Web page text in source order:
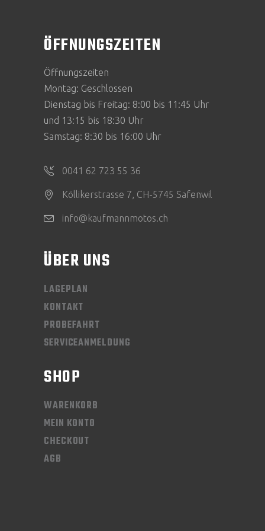
ÖFFNUNGSZEITEN
Öffnungszeiten
Montag: Geschlossen
Dienstag bis Freitag: 8:00 bis 11:45 Uhr
und 13:15 bis 18:30 Uhr
Samstag: 8:30 bis 16:00 Uhr
0041 62 723 55 36
Köllikerstrasse 7, CH-5745 Safenwil
info@kaufmannmotos.ch
ÜBER UNS
LAGEPLAN
KONTAKT
PROBEFAHRT
SERVICEANMELDUNG
SHOP
WARENKORB
MEIN KONTO
CHECKOUT
AGB